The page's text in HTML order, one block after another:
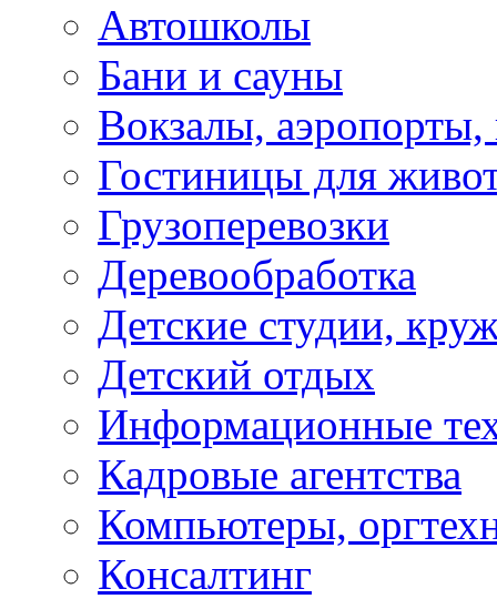
Автошколы
Бани и сауны
Вокзалы,
Гостиницы для
Грузоперевозки
Деревообработка
Детские студии,
Детский отдых
Информационные
Кадровые агентства
Компьютеры,
Консалтинг